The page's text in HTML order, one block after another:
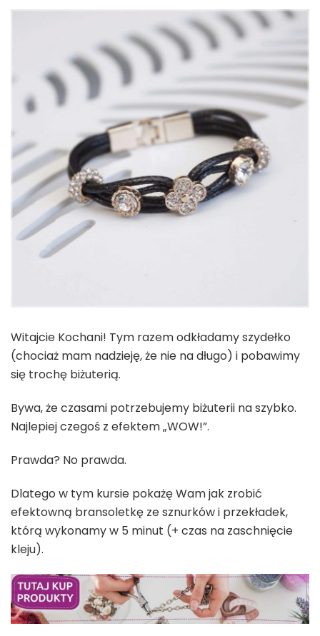
Witajcie Kochani! Tym razem odkładamy szydełko
(chociaż mam nadzieję, że nie na długo) i pobawimy
się trochę biżuterią.
Bywa, że czasami potrzebujemy biżuterii na szybko.
Najlepiej czegoś z efektem „WOW!”.
Prawda? No prawda.
Dlatego w tym kursie pokażę Wam jak zrobić
efektowną bransoletkę ze sznurków i przekładek,
którą wykonamy w 5 minut (+ czas na zaschnięcie
kleju).